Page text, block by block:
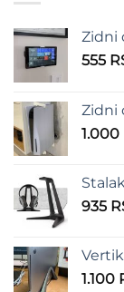
Zidni
555
Zidni
1.000
935
1.100